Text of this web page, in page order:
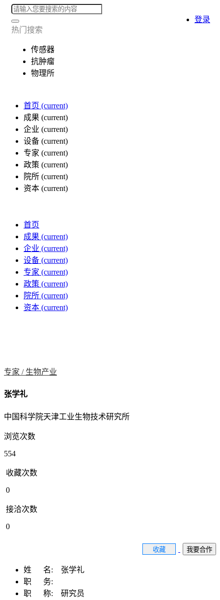
热门搜索
传感器
抗肿瘤
物理所
首页 (current)
成果 (current)
企业 (current)
设备 (current)
专家 (current)
政策 (current)
院所 (current)
资本 (current)
登录
首页
成果 (current)
企业 (current)
设备 (current)
专家 (current)
政策 (current)
院所 (current)
资本 (current)
专家 / 生物产业
张学礼
中国科学院天津工业生物技术研究所
浏览次数
554
收藏次数
0
接洽次数
0
收藏 我要合作
姓 名: 张学礼
职 务:
职 称: 研究员